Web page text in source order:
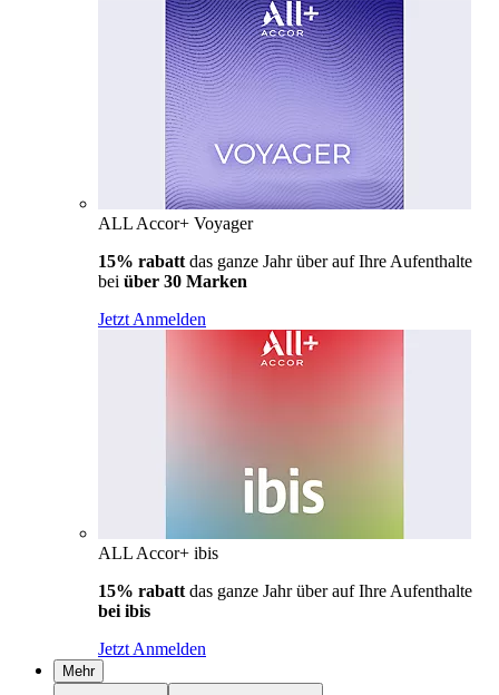
ALL Accor+ Voyager
15% rabatt das ganze Jahr über auf Ihre Aufenthalte
bei über 30 Marken
Jetzt Anmelden
ALL Accor+ ibis
15% rabatt das ganze Jahr über auf Ihre Aufenthalte
bei ibis
Jetzt Anmelden
Mehr